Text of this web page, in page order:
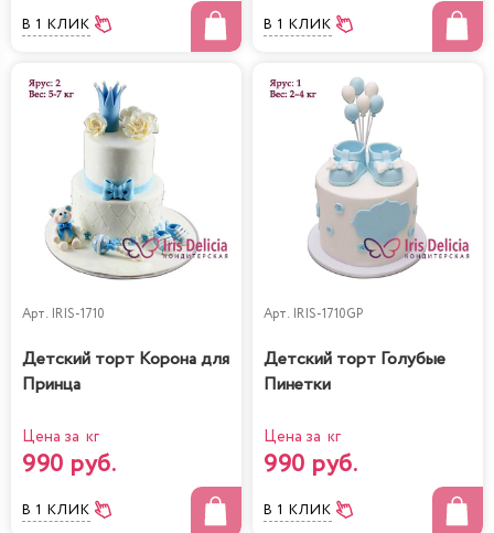
В 1 КЛИК В 1 КЛИК
Арт. IRIS-1710
Детский торт Корона для
Принца
Цена за кг
990 руб.
В 1 КЛИК
Арт. IRIS-1710GP
Детский торт Голубые
Пинетки
Цена за кг
990 руб.
В 1 КЛИК